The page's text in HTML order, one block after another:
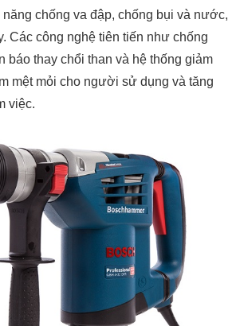
năng chống va đập, chống bụi và nước,
Các công nghệ tiên tiến như chống
báo thay chổi than và hệ thống giảm
mệt mỏi cho người sử dụng và tăng
việc.